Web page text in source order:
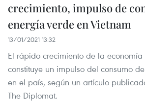
crecimiento, impulso de
energía verde en Vietnam
13/01/2021 13:32
El rápido crecimiento de la
constituye un impulso del consumo
en el país, según un artículo
The Diplomat.